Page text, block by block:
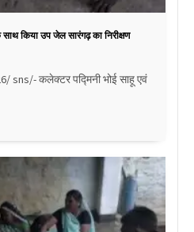
किया उप जेल सारंगढ़ का निरीक्षण
sns/- कलेक्टर पद्मिनी भोई साहू एवं